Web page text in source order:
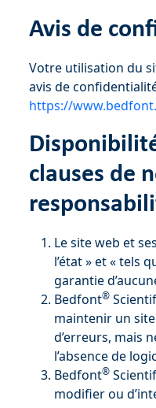
Avis de
Votre utilisation du
avis de
https://
clauses de
Le site web et
l’état » et « tels
garantie
Bedfont®
maintenir un
d’erreurs, mais
l’absence de
Bedfont®
modifier ou